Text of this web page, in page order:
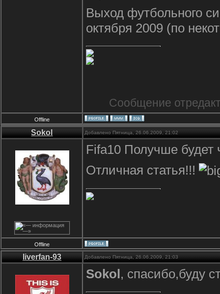
Выход футбольного
октября 2009 (по
Сообщение
Offline
Sokol Добавлено Пятница, 26.06.2009, 21:02
Fifa10 Получше будет
Отличная статья!!!
Offline
liverfan-93 Добавлено Пятница, 26.06.2009, 21:03
Sokol, спасибо,буду